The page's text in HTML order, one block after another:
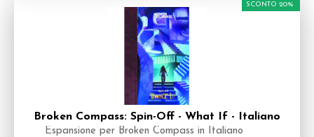
Broken Compass: Spin-Off - What If - Italiano
Espansione per Broken Compass in Italiano
SCONTO 20%